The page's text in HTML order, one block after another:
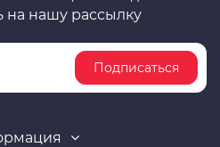
на нашу рассылку
Подписаться